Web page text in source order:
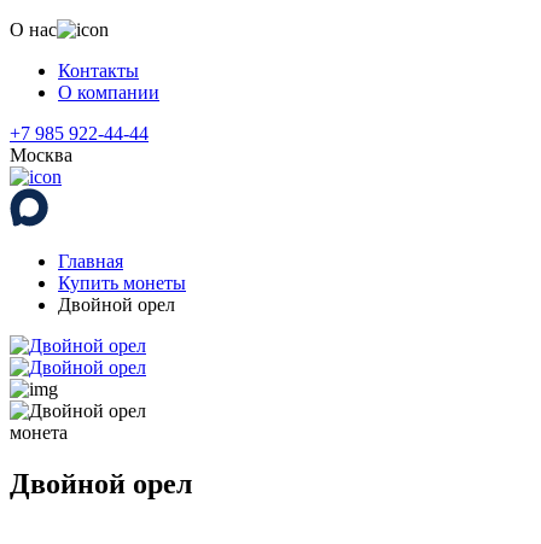
О нас
Контакты
О компании
+7 985 922-44-44
Москва
Главная
Купить монеты
Двойной орел
монета
Двойной орел